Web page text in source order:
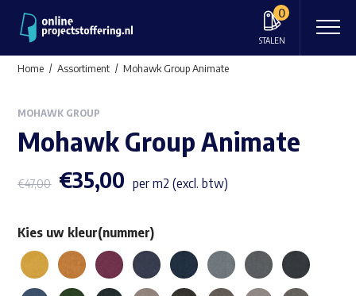
0
STALEN
Home Assortiment Mohawk Group Animate
MOHAWK GROUP
Mohawk Group Animate
€47,00 €35,00 per m2 (excl. btw)
Kies uw kleur(nummer)